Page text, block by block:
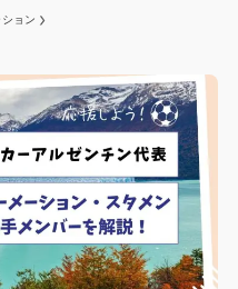
ョン